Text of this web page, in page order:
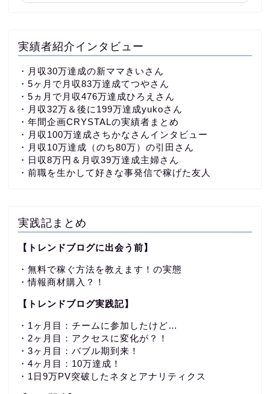
実績者紹介インタビュー
・ 月収30万達成の新ママきいさん
・5ヶ月で月収83万達成てつやさん
・5ヵ月で月収476万達成ひろえさん
・月収32万＆後に199万達成yukoさん
・ 年間企画CRYSTALの実績者まとめ
・月収100万達成さちかなさんインタビュー
・月収10万達成（のち80万）の引田さん
・日収8万円＆月収39万達成主婦さん
・前職を生かして好きな事発信で稼げた友人
実践記まとめ
【トレンドブログに出会う前】
・無料で稼ぐ方法を教えます！の実態
・情報商材購入？！
【トレンドブログ実践記】
・1ヶ月目：チームに参加したけど…
・2ヶ月目：アクセスに変化が？！
・3ヶ月目：バブル期到来！
・4ヶ月目：10万達成！
・1日9万PV突破したネタとアナリティクス